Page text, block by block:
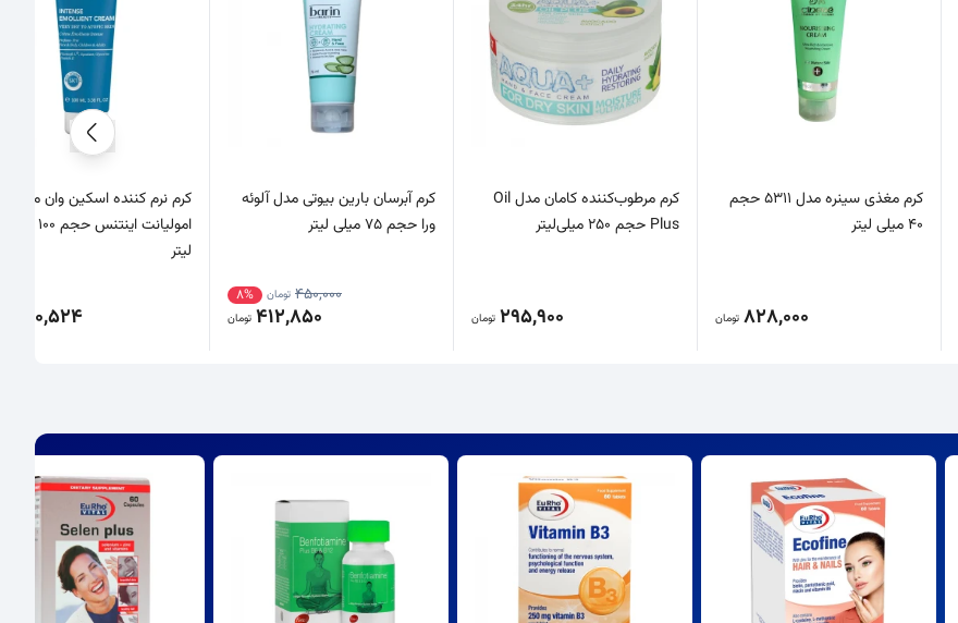
کرم مغذی سینره مدل 5311 حجم
40 میلی لیتر
828,000 تومان
کرم مرطوب‌کننده کامان مدل Oil
Plus حجم 250 میلی‌لیتر
295,900 تومان
کرم آبرسان بارین بیوتی مدل آلوئه
ورا حجم 75 میلی لیتر
450,000 تومان 8%
412,850 تومان
کرم نرم کننده اسکین وان مدل
لیتر
520,524